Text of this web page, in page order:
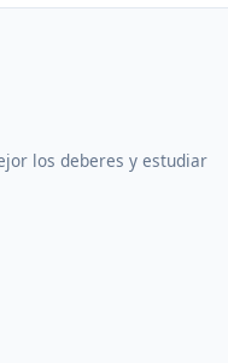
los deberes y estudiar